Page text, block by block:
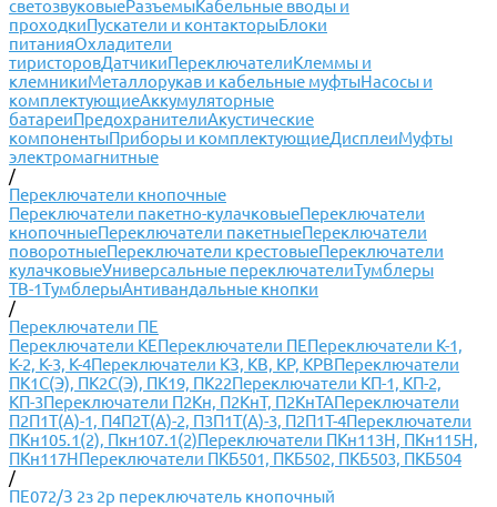
светозвуковыеРазъемыКабельные вводы и
проходкиПускатели и контакторыБлоки
питанияОхладители
тиристоровДатчикиПереключателиКлеммы и
клемникиМеталлорукав и кабельные муфтыНасосы и
комплектующиеАккумуляторные
батареиПредохранителиАкустические
компонентыПриборы и комплектующиеДисплеиМуфты
электромагнитные
/
Переключатели кнопочные
Переключатели пакетно-кулачковыеПереключатели
кнопочныеПереключатели пакетныеПереключатели
поворотныеПереключатели крестовыеПереключатели
кулачковыеУниверсальные переключателиТумблеры
ТВ-1ТумблерыАнтивандальные кнопки
/
Переключатели ПЕ
Переключатели КЕПереключатели ПЕПереключатели К-1,
К-2, К-3, К-4Переключатели КЗ, КВ, КР, КРВПереключатели
ПК1С(Э), ПК2С(Э), ПК19, ПК22Переключатели КП-1, КП-2,
КП-3Переключатели П2Кн, П2КнТ, П2КнТАПереключатели
П2П1Т(А)-1, П4П2Т(А)-2, П3П1Т(А)-3, П2П1Т-4Переключатели
ПКн105.1(2), Пкн107.1(2)Переключатели ПКн113Н, ПКн115Н,
ПКн117НПереключатели ПКБ501, ПКБ502, ПКБ503, ПКБ504
/
ПЕ072/З 2з 2р переключатель кнопочный